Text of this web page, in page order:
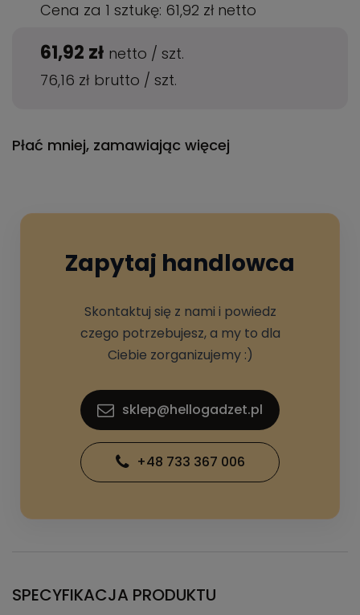
Cena za 1 sztukę: 61,92 zł netto
61,92 zł netto / szt.
76,16 zł brutto / szt.
Płać mniej, zamawiając więcej
Zapytaj handlowca
Skontaktuj się z nami i powiedz
czego potrzebujesz, a my to dla
Ciebie zorganizujemy :)
sklep@hellogadzet.pl
+48 733 367 006
SPECYFIKACJA PRODUKTU